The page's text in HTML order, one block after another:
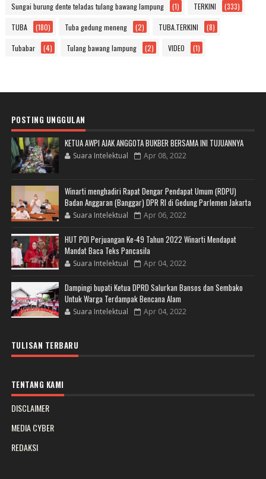
Sungai burung dente teladas tulang bawang lampung (1) TERKINI (333)
TUBA (180) Tuba gedung meneng (2) TUBA.TERKINI (8)
Tubabar (4) Tulang bawang lampung (2) VIDEO (1)
POSTING UNGGULAN
KETUA AWPI AJAK ANGGOTA BUKBER BERSAMA INI TUJUANNYA
Suara Intelektual Apr 08, 2022
Winarti menghadiri Rapat Dengar Pendapat Umum (RDPU)
Badan Anggaran (Banggar) DPR RI di Gedung Parlemen Jakarta
Suara Intelektual Apr 06, 2022
HUT PDI Perjuangan Ke-49 Tahun 2022 Winarti Mendapat
Mandat Baca Teks Pancasila
Suara Intelektual Apr 04, 2022
Dampingi bupati Ketua DPRD Salurkan Bansos dan Sembako
Untuk Warga Terdampak Bencana Alam
Suara Intelektual Apr 04, 2022
TULISAN TERBARU
TENTANG KAMI
DISCLAIMER
MEDIA CYBER
REDAKSI